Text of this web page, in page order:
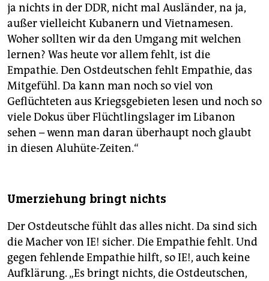
ja nichts in der DDR, nicht mal Ausländer, na ja,
außer vielleicht Kubanern und Vietnamesen.
Woher sollten wir da den Umgang mit welchen
lernen? Was heute vor allem fehlt, ist die
Empathie. Den Ostdeutschen fehlt Empathie, das
Mitgefühl. Da kann man noch so viel von
Geflüchteten aus Kriegsgebieten lesen und noch so
viele Dokus über Flüchtlingslager im Libanon
sehen – wenn man daran überhaupt noch glaubt
in diesen Aluhüte-Zeiten.“
Umerziehung bringt nichts
Der Ostdeutsche fühlt das alles nicht. Da sind sich
die Macher von IE! sicher. Die Empathie fehlt. Und
gegen fehlende Empathie hilft, so IE!, auch keine
Aufklärung. „Es bringt nichts, die Ostdeutschen,